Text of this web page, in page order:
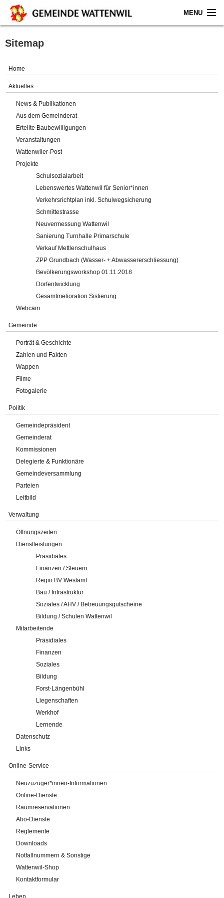
MENU
Home
Gemeinde
Verwaltung
Online-Service
Impressum
Sitemap
Home
Aktuelles
News & Publikationen
Aus dem Gemeinderat
Erteilte Baubewilligungen
Veranstaltungen
Wattenwiler-Post
Projekte
Schulsozialarbeit
Lebenswertes Wattenwil für Senior*innen
Verkehrsrichtplan inkl. Schulwegsicherung
Schmittestrasse
Neuvermessung Wattenwil
Sanierung Turnhalle Primarschule
Verkauf Mettlenschulhaus
ZPP Grundbach (Wasser- + Abwassererschliessung)
Bevölkerungsworkshop 01.11.2018
Dorfentwicklung
Gesamtmelioration Sistierung
Webcam
Gemeinde
Porträt & Geschichte
Zahlen und Fakten
Wappen
Filme
Fotogalerie
Politik
Gemeindepräsident
Gemeinderat
Kommissionen
Delegierte & Funktionäre
Gemeindeversammlung
Parteien
Leitbild
Verwaltung
Öffnungszeiten
Dienstleistungen
Präsidiales
Finanzen / Steuern
Regio BV Westamt
Bau / Infrastruktur
Soziales / AHV / Betreuungsgutscheine
Bildung / Schulen Wattenwil
Mitarbeitende
Präsidiales
Finanzen
Soziales
Bildung
Forst-Längenbühl
Liegenschaften
Werkhof
Lernende
Datenschutz
Links
Online-Service
Neuzuzüger*innen-Informationen
Online-Dienste
Raumreservationen
Abo-Dienste
Reglemente
Downloads
Notfallnummern & Sonstige
Wattenwil-Shop
Kontaktformular
Leben